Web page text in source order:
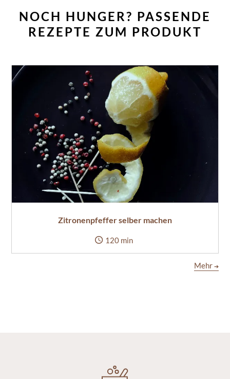
NOCH HUNGER? PASSENDE
REZEPTE ZUM PRODUKT
Zitronenpfeffer selber machen
120 min
Mehr ➔